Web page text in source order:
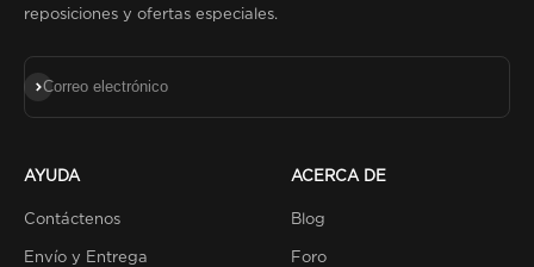
reposiciones y ofertas especiales.
Correo electrónico
Suscribirse
AYUDA
Contáctenos
Envío y Entrega
ACERCA DE
Blog
Foro